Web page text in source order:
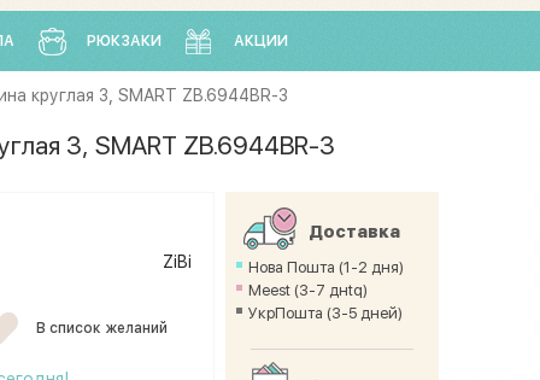
РЮКЗАКИ АКЦИИ
круглая 3, SMART ZB.6944BR-3
3, SMART ZB.6944BR-3
ZiBi
В список желаний
Доставка
Нова Пошта (1-2 дня)
Meest (3-7 днtq)
УкрПошта (3-5 дней)